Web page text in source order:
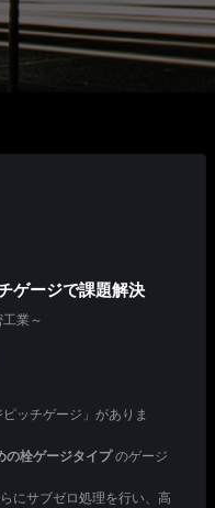
ゲージで課題解決
業～
ッチゲージ」がありま
の栓ゲージタイプのゲージ
にサブゼロ処理を行い、高